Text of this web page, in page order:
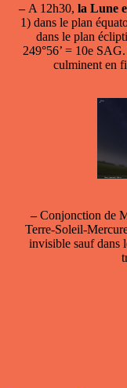
–A 12h30, la Lune
1) dans le plan
dans le plan
249°56’ = 10e
culminent en
– Conjonction de
Terre-Soleil-
invisible sauf dans